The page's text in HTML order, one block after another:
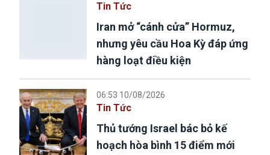
Tin Tức
Iran mở “cánh cửa” Hormuz,
nhưng yêu cầu Hoa Kỳ đáp ứng
hàng loạt điều kiện
06:53 10/08/2026
Tin Tức
Thủ tướng Israel bác bỏ kế
hoạch hòa bình 15 điểm mới